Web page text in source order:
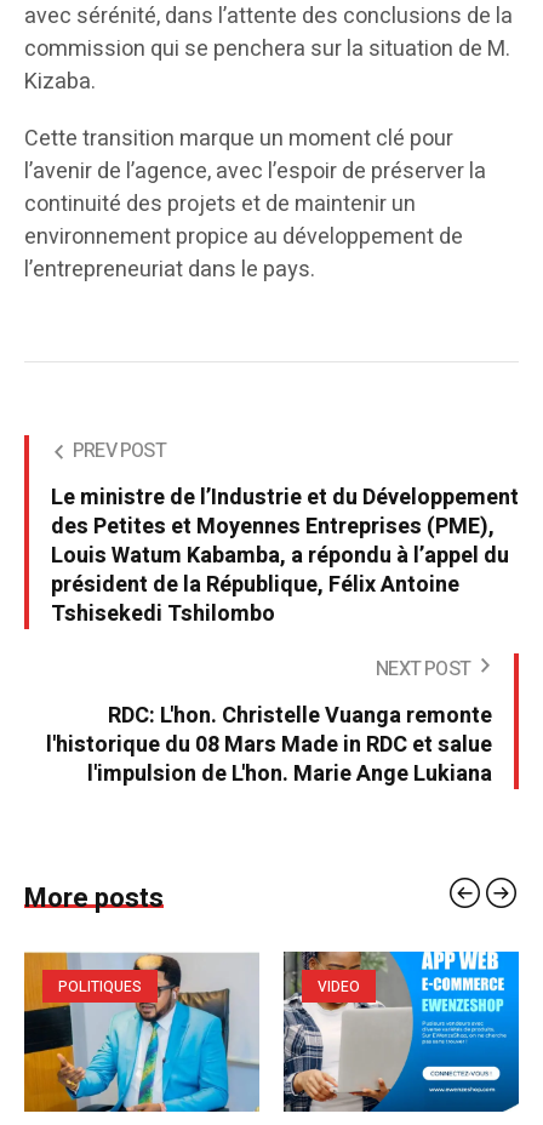
avec sérénité, dans l’attente des conclusions de la
commission qui se penchera sur la situation de M.
Kizaba.
Cette transition marque un moment clé pour
l’avenir de l’agence, avec l’espoir de préserver la
continuité des projets et de maintenir un
environnement propice au développement de
l’entrepreneuriat dans le pays.
PREV POST
Le ministre de l’Industrie et du Développement
des Petites et Moyennes Entreprises (PME),
Louis Watum Kabamba, a répondu à l’appel du
président de la République, Félix Antoine
Tshisekedi Tshilombo
NEXT POST
RDC: L'hon. Christelle Vuanga remonte
l'historique du 08 Mars Made in RDC et salue
l'impulsion de L'hon. Marie Ange Lukiana
More posts
POLITIQUES VIDEO